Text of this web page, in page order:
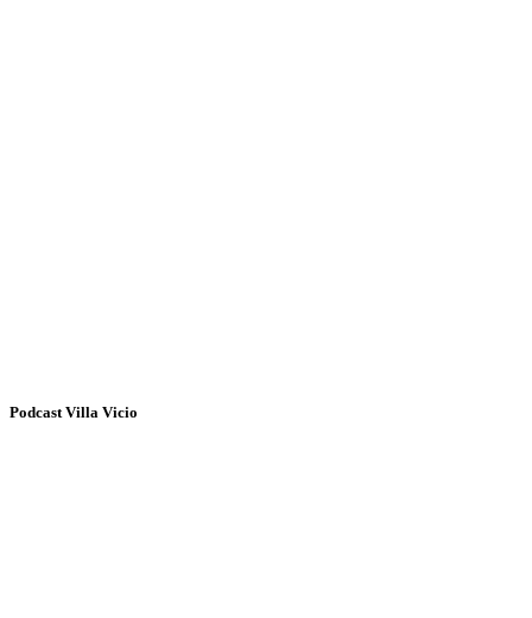
Podcast Villa Vicio